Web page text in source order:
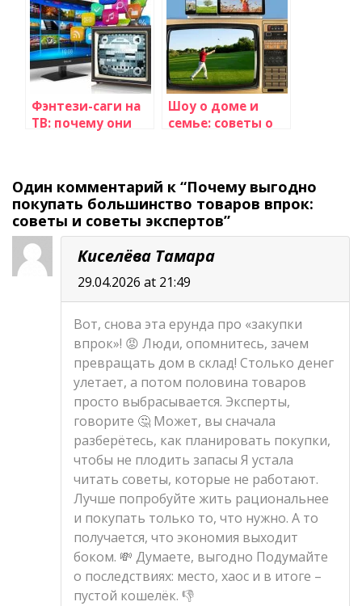
телевизионных
программ:
практика,
стратегии и
советы
формата: секреты
мастерства и
практические
советы
Фэнтези-саги на
ТВ: почему они
Шоу о доме и
семье: советы о
детей
Один комментарий к “Почему выгодно
покупать большинство товаров впрок:
советы и советы экспертов”
Киселёва Тамара
29.04.2026 at 21:49
Вот, снова эта ерунда про «закупки
впрок»! 😡 Люди, опомнитесь, зачем
превращать дом в склад! Столько денег
улетает, а потом половина товаров
просто выбрасывается. Эксперты,
говорите 🤔 Может, вы сначала
разберётесь, как планировать покупки,
чтобы не плодить запасы Я устала
читать советы, которые не работают.
Лучше попробуйте жить рациональнее
и покупать только то, что нужно. А то
получается, что экономия выходит
боком. 💸 Думаете, выгодно Подумайте
о последствиях: место, хаос и в итоге –
пустой кошелёк. 👎